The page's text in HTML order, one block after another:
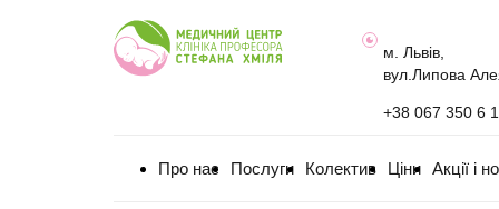
м. Львів,
вул.Липова
+38 067 350 6
Про нас Послуги Колектив Ціни Акції і